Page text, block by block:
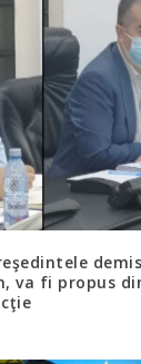
va fi propus